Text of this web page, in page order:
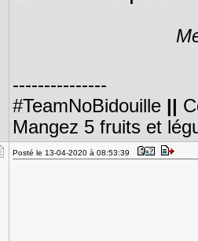
---------------
#TeamNoBidouille ||
Mangez 5 fruits et
Posté le 13-04-2020 à 08:53:39